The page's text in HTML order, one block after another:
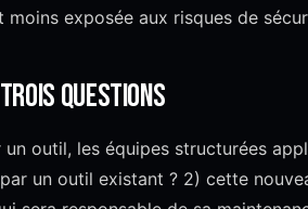
moins exposée aux risques de
questions
outil, les équipes structurées
un outil existant ? 2) cette